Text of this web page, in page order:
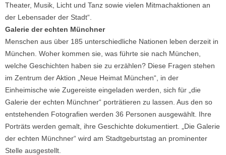
Theater, Musik, Licht und Tanz sowie vielen Mitmachaktionen an
der Lebensader der Stadt“.
Galerie der echten Münchner
Menschen aus über 185 unterschiedliche Nationen leben derzeit in
München. Woher kommen sie, was führte sie nach München,
welche Geschichten haben sie zu erzählen? Diese Fragen stehen
im Zentrum der Aktion „Neue Heimat München“, in der
Einheimische wie Zugereiste eingeladen werden, sich für „die
Galerie der echten Münchner“ porträtieren zu lassen. Aus den so
entstehenden Fotografien werden 36 Personen ausgewählt. Ihre
Porträts werden gemalt, ihre Geschichte dokumentiert. „Die Galerie
der echten Münchner“ wird am Stadtgeburtstag an prominenter
Stelle ausgestellt.